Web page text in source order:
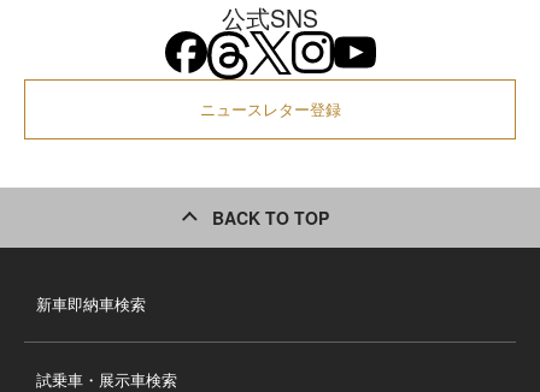
公式SNS
ニュースレター登録
BACK TO TOP
新車即納車検索
試乗車・展示車検索